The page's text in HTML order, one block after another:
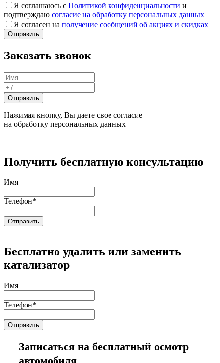
Я соглашаюсь с Политикой конфиденциальности и
подтверждаю согласие на обработку персональных данных
Я согласен на получение сообщений об акциях и скидках
Заказать звонок
Нажимая кнопку, Вы даете свое согласие
на обработку персональных данных
Получить бесплатную консультацию
Имя
Телефон*
Бесплатно удалить или заменить
катализатор
Имя
Телефон*
Записаться на бесплатный осмотр
автомобиля